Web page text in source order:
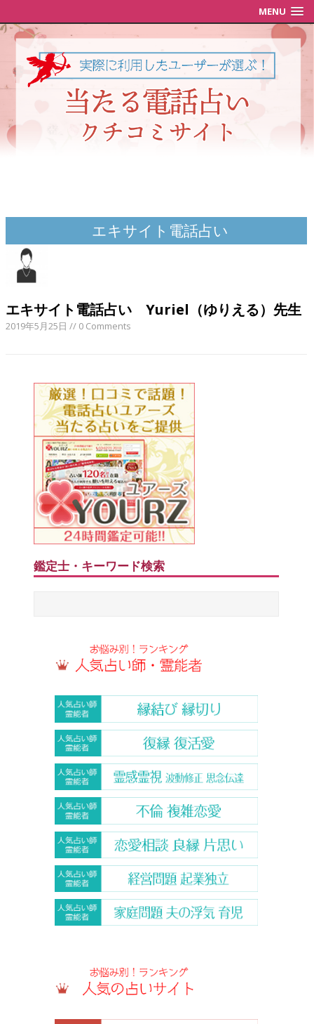
MENU
エキサイト電話占い
エキサイト電話占い Yuriel（ゆりえる）先生
2019年5月25日 // 0 Comments
鑑定士・キーワード検索